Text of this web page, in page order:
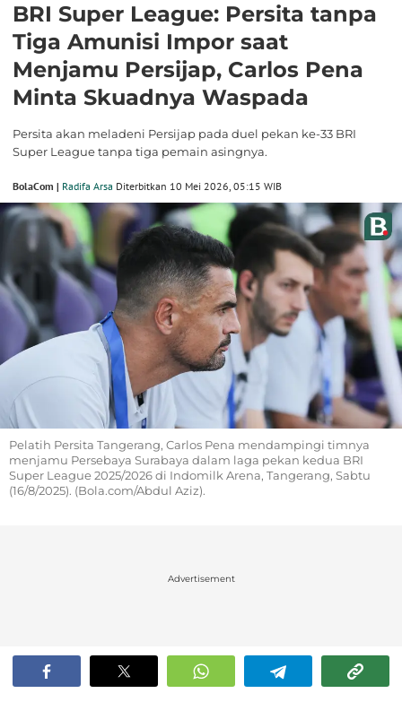
BRI Super League: Persita tanpa
Tiga Amunisi Impor saat
Menjamu Persijap, Carlos Pena
Minta Skuadnya Waspada
Persita akan meladeni Persijap pada duel pekan ke-33 BRI
Super League tanpa tiga pemain asingnya.
BolaCom | Radifa Arsa Diterbitkan 10 Mei 2026, 05:15 WIB
Pelatih Persita Tangerang, Carlos Pena mendampingi timnya
menjamu Persebaya Surabaya dalam laga pekan kedua BRI
Super League 2025/2026 di Indomilk Arena, Tangerang, Sabtu
(16/8/2025). (Bola.com/Abdul Aziz).
Advertisement